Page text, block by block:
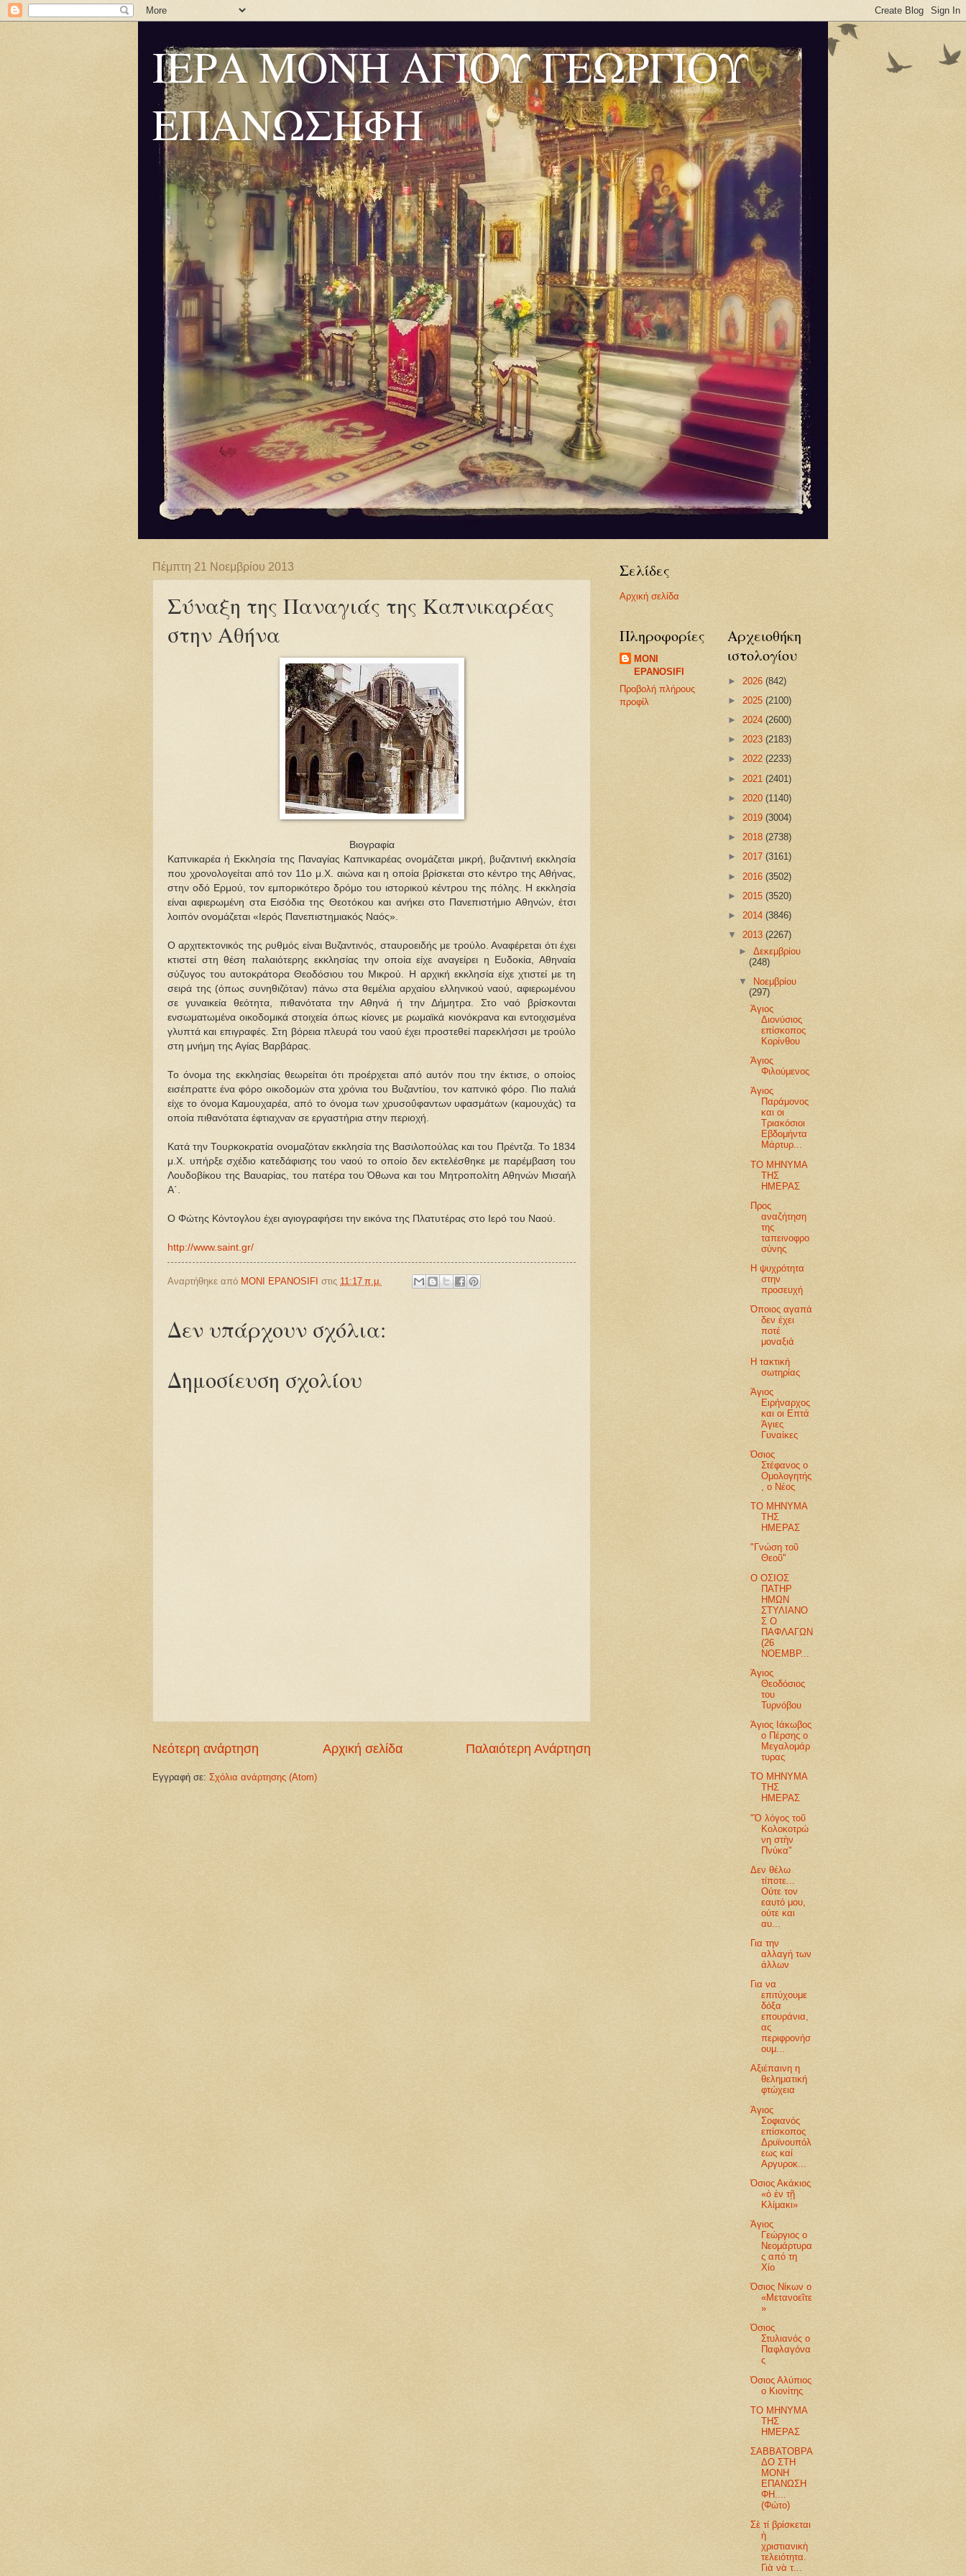
ΙΕΡΑ ΜΟΝΗ ΑΓΙΟΥ ΓΕΩΡΓΙΟΥ
ΕΠΑΝΩΣΗΦΗ
Πέμπτη 21 Νοεμβρίου 2013
Σύναξη της Παναγιάς της Καπνικαρέας
στην Αθήνα
Βιογραφία
Καπνικαρέα ή Εκκλησία της Παναγίας Καπνικαρέας ονομάζεται μικρή, βυζαντινή εκκλησία
που χρονολογείται από τον 11ο μ.Χ. αιώνα και η οποία βρίσκεται στο κέντρο της Αθήνας,
στην οδό Ερμού, τον εμπορικότερο δρόμο του ιστορικού κέντρου της πόλης. Η εκκλησία
είναι αφιερωμένη στα Εισόδια της Θεοτόκου και ανήκει στο Πανεπιστήμιο Αθηνών, έτσι
λοιπόν ονομάζεται «Ιερός Πανεπιστημιακός Ναός».
Ο αρχιτεκτονικός της ρυθμός είναι Βυζαντινός, σταυροειδής με τρούλο. Αναφέρεται ότι έχει
κτιστεί στη θέση παλαιότερης εκκλησίας την οποία είχε αναγείρει η Ευδοκία, Αθηναία
σύζυγος του αυτοκράτορα Θεοδόσιου του Μικρού. Η αρχική εκκλησία είχε χτιστεί με τη
σειρά της (όπως συνηθιζόταν) πάνω στα θεμέλια αρχαίου ελληνικού ναού, αφιερωμένου
σε γυναικεία θεότητα, πιθανότατα την Αθηνά ή την Δήμητρα. Στο ναό βρίσκονται
ενσωματωμένα οικοδομικά στοιχεία όπως κίονες με ρωμαϊκά κιονόκρανα και εντοιχισμένα
γλυπτά και επιγραφές. Στη βόρεια πλευρά του ναού έχει προστεθεί παρεκλήσσι με τρούλο
στη μνήμη της Αγίας Βαρβάρας.
Το όνομα της εκκλησίας θεωρείται ότι προέρχεται από αυτόν που την έκτισε, ο οποίος
εισέπραττε ένα φόρο οικοδομών στα χρόνια του Βυζαντίου, τον καπνικό φόρο. Πιο παλιά
είχε το όνομα Καμουχαρέα, από το όνομα των χρυσοΰφαντων υφασμάτων (καμουχάς) τα
οποία πιθανότατα έφτιαχναν σε εργαστήρια στην περιοχή.
Κατά την Τουρκοκρατία ονομαζόταν εκκλησία της Βασιλοπούλας και του Πρέντζα. Το 1834
μ.Χ. υπήρξε σχέδιο κατεδάφισης του ναού το οποίο δεν εκτελέσθηκε με παρέμβαση του
Λουδοβίκου της Βαυαρίας, του πατέρα του Όθωνα και του Μητροπολίτη Αθηνών Μισαήλ
Α΄.
Ο Φώτης Κόντογλου έχει αγιογραφήσει την εικόνα της Πλατυτέρας στο Ιερό του Ναού.
http://www.saint.gr/
Αναρτήθηκε από MONI EPANOSIFI στις 11:17 π.μ.
Δεν υπάρχουν σχόλια:
Δημοσίευση σχολίου
Νεότερη ανάρτηση Παλαιότερη Ανάρτηση
Αρχική σελίδα
Εγγραφή σε: Σχόλια ανάρτησης (Atom)
Σελίδες
Αρχική σελίδα
Πληροφορίες
MONI
EPANOSIFI
Προβολή πλήρους
προφίλ
Αρχειοθήκη
ιστολογίου
► 2026 (842)
► 2025 (2100)
► 2024 (2600)
► 2023 (2183)
► 2022 (2233)
► 2021 (2401)
► 2020 (1140)
► 2019 (3004)
► 2018 (2738)
► 2017 (3161)
► 2016 (3502)
► 2015 (3520)
► 2014 (3846)
▼ 2013 (2267)
►Δεκεμβρίου
(248)
▼
Νοεμβρίου
(297)
Άγιος
Διονύσιος
επίσκοπος
Κορίνθου
Άγιος
Φιλούμενος
Άγιος
Παράμονος
και οι
Τριακόσιοι
Εβδομήντα
Μάρτυρ...
ΤΟ ΜΗΝΥΜΑ
ΤΗΣ
ΗΜΕΡΑΣ
Προς
αναζήτηση
της
ταπεινοφρο
σύνης
Η ψυχρότητα
στην
προσευχή
Όποιος αγαπά
δεν έχει
ποτέ
μοναξιά
Η τακτική
σωτηρίας
Άγιος
Ειρήναρχος
και οι Επτά
Άγιες
Γυναίκες
Όσιος
Στέφανος ο
Ομολογητής
, ο Νέος
ΤΟ ΜΗΝΥΜΑ
ΤΗΣ
ΗΜΕΡΑΣ
"Γνώση τοῦ
Θεοῦ"
Ο ΟΣΙΟΣ
ΠΑΤΗΡ
ΗΜΩΝ
ΣΤΥΛΙΑΝΟ
Σ Ο
ΠΑΦΛΑΓΩΝ
(26
ΝΟΕΜΒΡ...
Άγιος
Θεοδόσιος
του
Τυρνόβου
Άγιος Ιάκωβος
ο Πέρσης ο
Μεγαλομάρ
τυρας
ΤΟ ΜΗΝΥΜΑ
ΤΗΣ
ΗΜΕΡΑΣ
"Ὁ λόγος τοῦ
Κολοκοτρώ
νη στὴν
Πνύκα"
Δεν θέλω
τίποτε...
Ούτε τον
εαυτό μου,
ούτε και
αυ...
Για την
αλλαγή των
άλλων
Για να
επιτύχουμε
δόξα
επουράνια,
ας
περιφρονήσ
ουμ...
Αξιέπαινη η
θεληματική
φτώχεια
Άγιος
Σοφιανός
επίσκοπος
Δρυϊνουπόλ
εως καί
Αργυροκ...
Όσιος Ακάκιος
«ὁ ἐν τῇ
Κλίμακι»
Άγιος
Γεώργιος ο
Νεομάρτυρα
ς από τη
Χίο
Όσιος Νίκων ο
«Μετανοεῖτε
»
Όσιος
Στυλιανός ο
Παφλαγόνα
ς
Όσιος Αλύπιος
ο Κιονίτης
ΤΟ ΜΗΝΥΜΑ
ΤΗΣ
ΗΜΕΡΑΣ
ΣΑΒΒΑΤΟΒΡΑ
ΔΟ ΣΤΗ
ΜΟΝΗ
ΕΠΑΝΩΣΗ
ΦΗ....
(Φώτο)
Σὲ τί βρίσκεται
ἡ
χριστιανικὴ
τελειότητα.
Γιὰ νὰ τ...